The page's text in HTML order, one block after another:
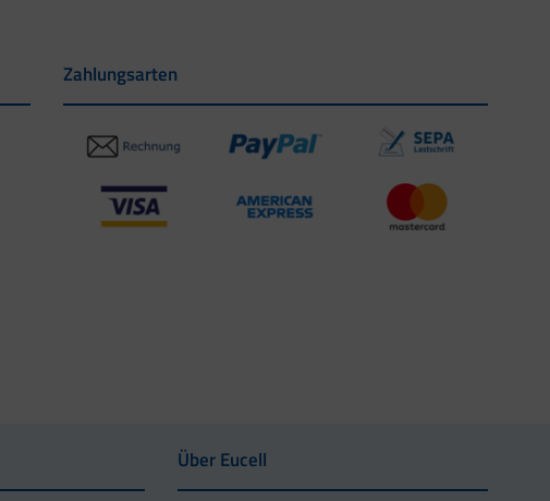
Zahlungsarten
Über Eucell